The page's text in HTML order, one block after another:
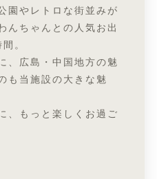
園やレトロな街並みが
んちゃんとの人気お出
。
、広島・中国地方の魅
も当施設の大きな魅
、もっと楽しくお過ご